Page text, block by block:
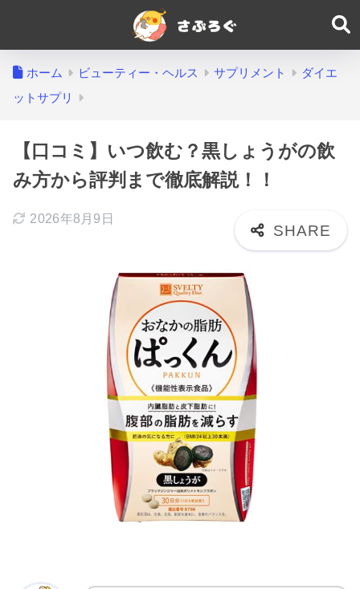
ホーム ビューティー・ヘルス サプリメント
ダイエ
ットサプリ
【口コミ】いつ飲む？黒しょうがの飲
み方から評判まで徹底解説！！
2026年8月9日